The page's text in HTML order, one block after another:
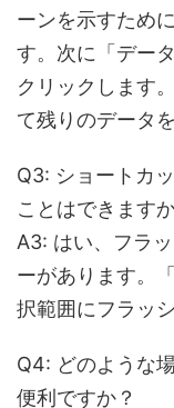
ーンを示すため
す。次に「デー
クリックします
て残りのデータ
Q3: ショートカ
ことはできます
A3: はい、フラ
ーがあります。「
択範囲にフラッ
Q4: どのような
便利ですか？